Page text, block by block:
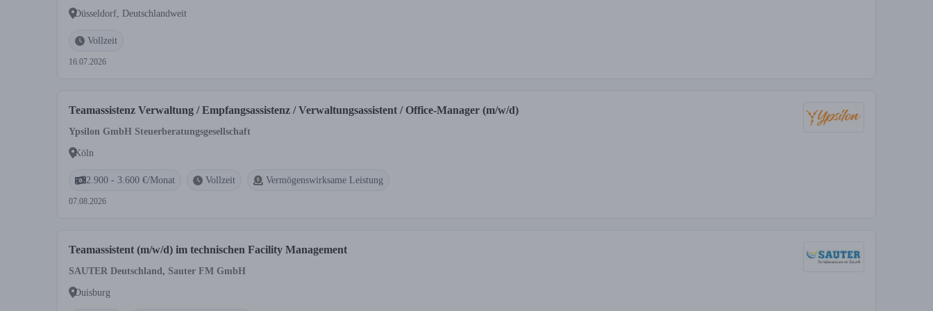
Düsseldorf, Deutschlandweit
Vollzeit
16.07.2026
Teamassistenz Verwaltung / Empfangsassistenz / Verwaltungsassistent / Office-Manager (m/w/d)
Ypsilon GmbH Steuerberatungsgesellschaft
Köln
2.900 - 3.600 €/Monat Vollzeit Vermögenswirksame Leistung
07.08.2026
Teamassistent (m/w/d) im technischen Facility Management
SAUTER Deutschland, Sauter FM GmbH
Duisburg